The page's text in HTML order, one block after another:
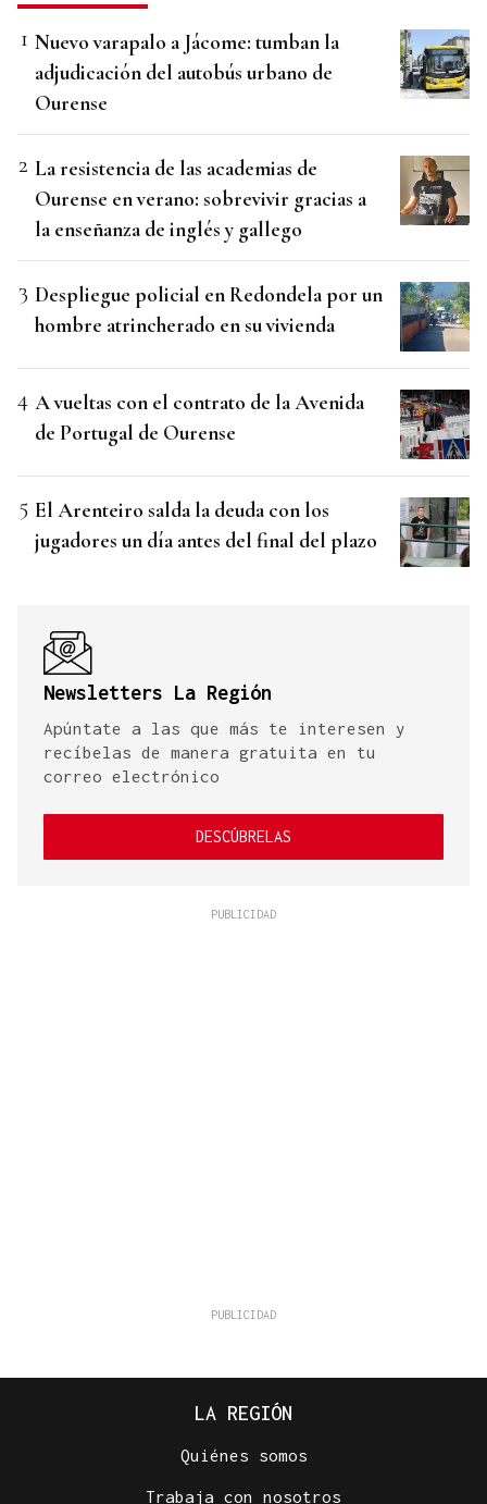
Nuevo varapalo a Jácome: tumban la
adjudicación del autobús urbano de
Ourense
La resistencia de las academias de
Ourense en verano: sobrevivir gracias a
la enseñanza de inglés y gallego
Despliegue policial en Redondela por un
hombre atrincherado en su vivienda
A vueltas con el contrato de la Avenida
de Portugal de Ourense
El Arenteiro salda la deuda con los
jugadores un día antes del final del plazo
Newsletters La Región
Apúntate a las que más te interesen y
recíbelas de manera gratuita en tu
correo electrónico
DESCÚBRELAS
LA REGIÓN
Quiénes somos
Trabaja con nosotros